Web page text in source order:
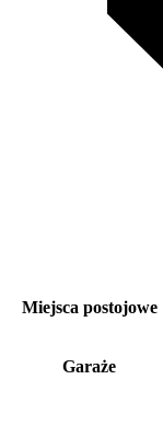
Miejsca postojowe
Garaże